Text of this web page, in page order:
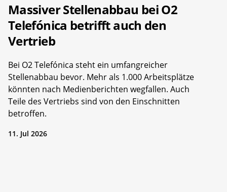
Massiver Stellenabbau bei O2
Telefónica betrifft auch den
Vertrieb
Bei O2 Telefónica steht ein umfangreicher
Stellenabbau bevor. Mehr als 1.000 Arbeitsplätze
könnten nach Medienberichten wegfallen. Auch
Teile des Vertriebs sind von den Einschnitten
betroffen.
11. Jul 2026